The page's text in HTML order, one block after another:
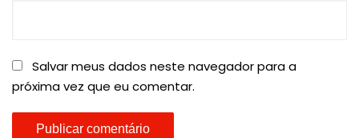
Salvar meus dados neste navegador para a
próxima vez que eu comentar.